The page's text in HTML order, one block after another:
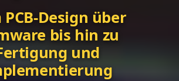
PCB-Design über
bis hin zu
und